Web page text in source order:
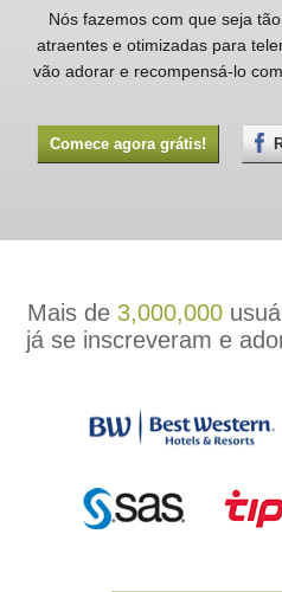
Nós fazemos com que seja
atraentes e otimizadas para
vão adorar e recompensá-lo
Comece agora grátis!
Mais de 3,000,000
já se inscreveram e